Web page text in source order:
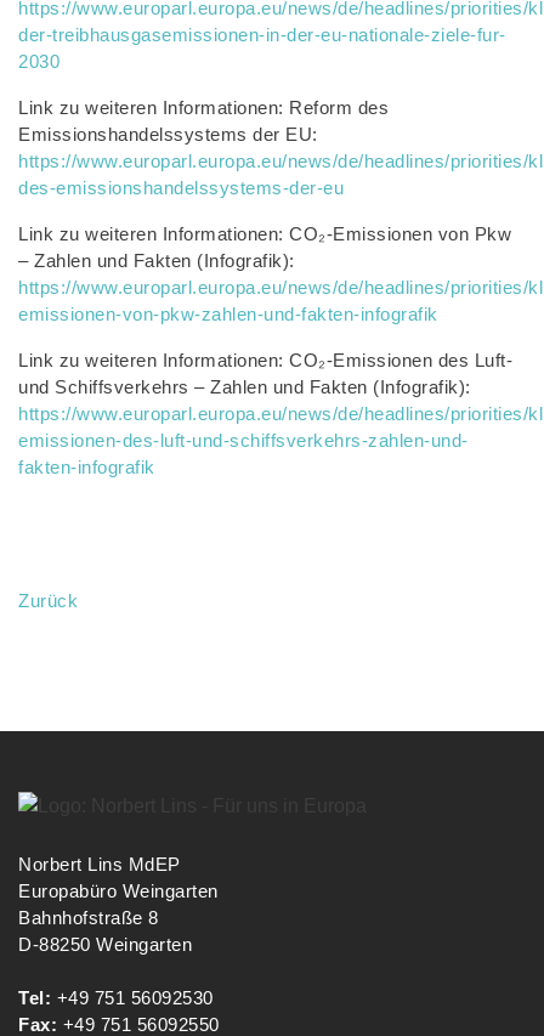
https://www.europarl.europa.eu/news/de/headlines/priorities/
der-treibhausgasemissionen-in-der-eu-nationale-ziele-fur-
2030
Link zu weiteren Informationen: Reform des
Emissionshandelssystems der EU:
https://www.europarl.europa.eu/news/de/headlines/priorities/
des-emissionshandelssystems-der-eu
Link zu weiteren Informationen: CO₂-Emissionen von Pkw
– Zahlen und Fakten (Infografik):
https://www.europarl.europa.eu/news/de/headlines/priorities/
emissionen-von-pkw-zahlen-und-fakten-infografik
Link zu weiteren Informationen: CO₂-Emissionen des Luft-
und Schiffsverkehrs – Zahlen und Fakten (Infografik):
https://www.europarl.europa.eu/news/de/headlines/priorities/
emissionen-des-luft-und-schiffsverkehrs-zahlen-und-
fakten-infografik
Zurück
Norbert Lins MdEP
Europabüro Weingarten
Bahnhofstraße 8
D-88250 Weingarten
Tel: +49 751 56092530
Fax: +49 751 56092550